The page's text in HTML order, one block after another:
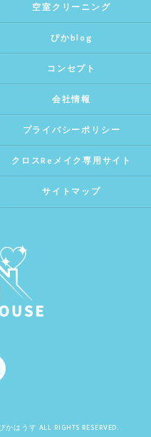
空室クリーニング
ぴかblog
コンセプト
会社情報
プライバシーポリシー
クロスReメイク専用サイト
サイトマップ
はうす ALL RIGHTS RESERVED.